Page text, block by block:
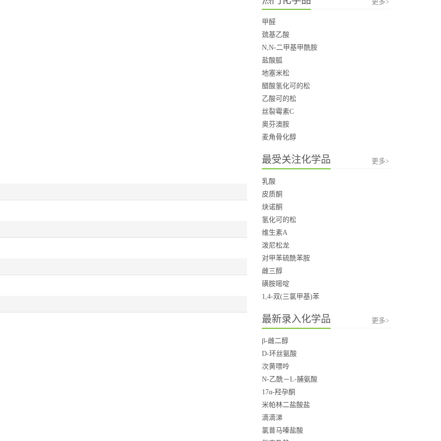
更多>
甲醛
巯基乙酸
N,N-二甲基甲酰胺
盐酸胍
地塞米松
醋酸氢化可的松
乙酸可的松
丝裂霉素C
奥芬澳胺
麦角骨化醇
最受关注化学品 更多>
乳酸
皮质酮
炔诺酮
氢化可的松
维生素A
泼尼松龙
对甲苯硫酰苯胺
雌三醇
磺胺嘧啶
1,4-双(三氯甲基)苯
最新录入化学品 更多>
β-雌二醇
D-环丝氨酸
次黄嘌呤
N-乙酰－L-脯氨酸
17α-羟孕酮
米帕林二盐酸盐
滴滴涕
氯普马嗪盐酸